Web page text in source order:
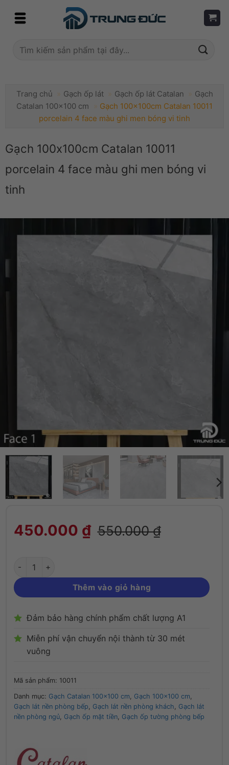
Tìm
Trang chủ » Gạch ốp lát » Gạch ốp lát Catalan » Gạch
Catalan 100x100 cm
» Gạch 100x100cm Catalan 10011
porcelain 4 face màu ghi men bóng vi tinh
Gạch 100x100cm Catalan 10011
porcelain 4 face màu ghi men bóng vi
tinh
450.000 ₫ 550.000₫
Gạch 100x100cm Catalan 10011
Thêm vào giỏ hàng
Đảm bảo hàng chính phẩm chất lượng A1
Miễn phí vận chuyển nội thành từ 30 mét
vuông
Mã sản phẩm: 10011
Danh mục: Gạch Catalan 100x100 cm Gạch 100x100 cm
Gạch lát nền phòng bếp
Gạch lát nền phòng khách
Gạch lát
nền phòng ngủ, Gạch ốp mặt tiền, Gạch ốp tường phòng bếp